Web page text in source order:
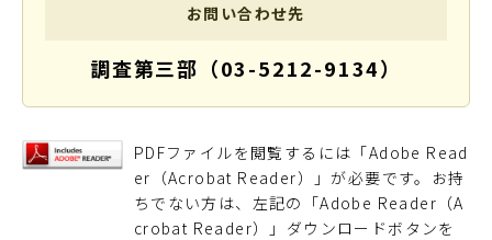
お問い合わせ先
調査第三部（03-5212-9134）
PDFファイルを閲覧するには「Adobe Read
er（Acrobat Reader）」が必要です。お持
ちでない方は、左記の「Adobe Reader（A
crobat Reader）」ダウンロードボタンを